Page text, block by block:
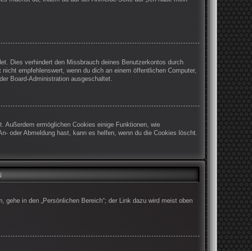
Dies verhindert den Missbrauch deines Benutzerkontos durch
empfehlenswert, wenn du dich an einem öffentlichen Computer,
Board-Administration ausgeschaltet.
Außerdem ermöglichen Cookies einige Funktionen, wie
oder Abmeldung hast, kann es helfen, wenn du die Cookies löscht.
in den „Persönlichen Bereich“; der Link dazu wird meist oben